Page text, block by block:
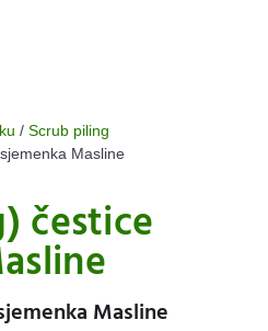
/ Scrub piling
Masline
čestice
Masline